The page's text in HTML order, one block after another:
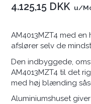
AM4013MZT4 med
afslører selv de
Den indbyggede,
AM4013MZT4 til det
med høj blænding
Aluminiumshuset
4.125,15 DKK u/